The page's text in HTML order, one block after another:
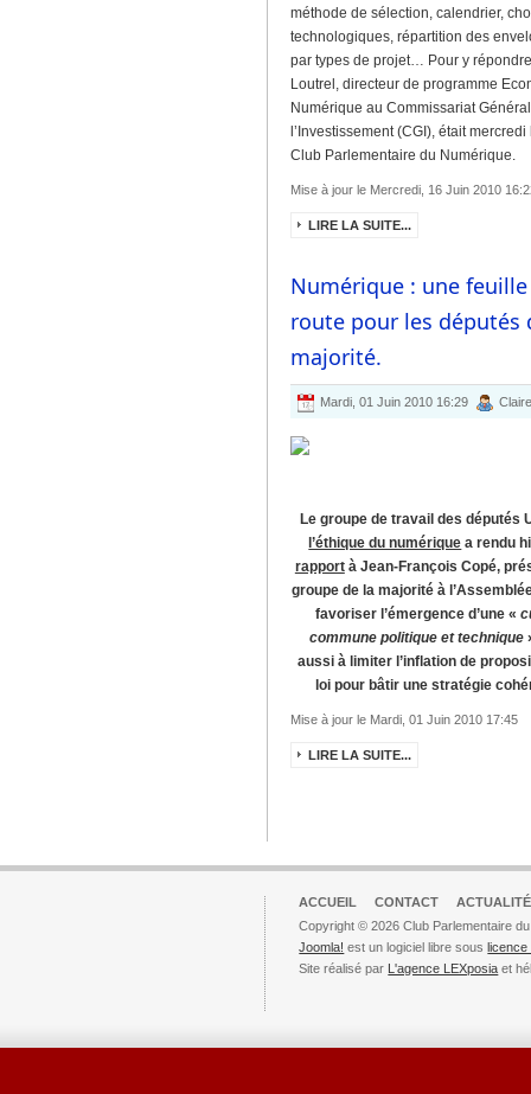
méthode de sélection, calendrier,
technologiques, répartition des
par types de projet… Pour y
Loutrel, directeur de programme
Numérique au Commissariat
l’Investissement (CGI), était mercredi
Club Parlementaire du Numérique.
Mise à jour le Mercredi, 16 Juin 2010
LIRE LA SUITE...
Numérique : une
route pour les députés
majorité.
Mardi, 01 Juin 2010 16:29 Claire
Le groupe de travail des députés
l’éthique du numérique a rendu
rapportà Jean-François Copé,
groupe de la majorité à
favoriser l’émergence d’une «
commune politique et technique
aussi à limiter l’inflation de
loi pour bâtir une stratégie
Mise à jour le Mardi, 01 Juin 2010 17:45
LIRE LA SUITE...
ACCUEIL CONTACT
Copyright © 2026 Club Parlementaire
Joomla! est un logiciel libre souslicence
Site réalisé par L'agence LEXposia et